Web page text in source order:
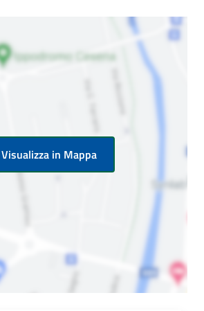
Visualizza in Mappa